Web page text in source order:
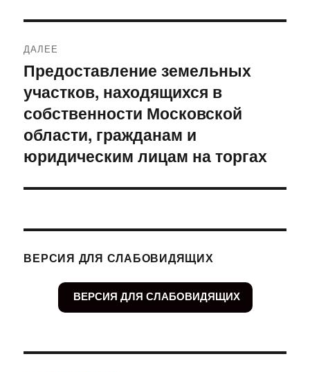
ДАЛЕЕ
Следующая
запись:
Предоставление земельных
участков, находящихся в
собственности Московской
области, гражданам и
юридическим лицам на торгах
ВЕРСИЯ ДЛЯ СЛАБОВИДЯЩИХ
ВЕРСИЯ ДЛЯ СЛАБОВИДЯЩИХ